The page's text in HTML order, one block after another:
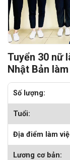
Tuyển 30 nữ
Nhật Bản
Số lượng:
Tuổi:
Địa điểm làm
Lương cơ bản: